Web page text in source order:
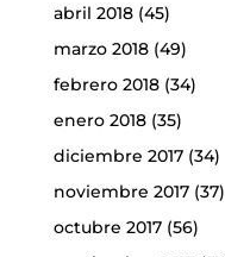
abril 2018(45)
marzo 2018(49)
febrero 2018(34)
enero 2018(35)
diciembre 2017(34)
noviembre 2017(37)
octubre 2017(56)